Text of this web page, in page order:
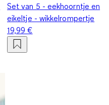
Set van 5 - eekhoorntje en
eikeltje - wikkelrompertje
19,99 €